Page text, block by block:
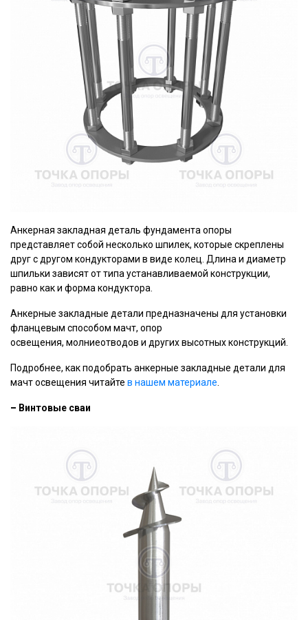
Анкерная закладная деталь фундамента опоры
представляет собой несколько шпилек, которые скреплены
друг с другом кондукторами в виде колец. Длина и диаметр
шпильки зависят от типа устанавливаемой конструкции,
равно как и форма кондуктора.
Анкерные закладные детали предназначены для установки
фланцевым способом мачт, опор
освещения, молниеотводов и других высотных конструкций.
Подробнее, как подобрать анкерные закладные детали для
мачт освещения читайте в нашем материале
– Винтовые сваи